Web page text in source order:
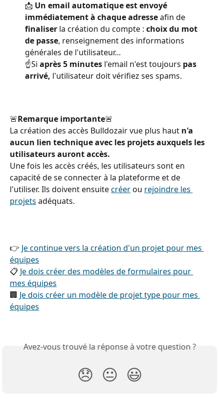
📩 Un email automatique est envoyé
immédiatement à chaque adresse afin de
finaliser la création du compte : choix du mot
de passe, renseignement des informations
générales de l'utilisateur...
☝️Si après 5 minutes l'email n'est toujours pas
arrivé, l'utilisateur doit vérifiez ses spams.
🚨Remarque importante🚨
La création des accès Bulldozair vue plus haut n'a
aucun lien technique avec les projets auxquels les
utilisateurs auront accès.
Une fois les accès créés, les utilisateurs sont en
capacité de se connecter à la plateforme et de
l'utiliser. Ils doivent ensuite créer ou rejoindre les
projets adéquats.
👉 Je continue vers la création d'un projet pour mes
équipes
📋 Je dois créer des modèles de formulaires pour
mes équipes
🏢 Je dois créer un modèle de projet type pour mes
équipes
Avez-vous trouvé la réponse à votre question ?
😞 😐 😃